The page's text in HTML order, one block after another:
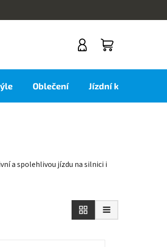
KOŠÍK
Oblečení Jízdní kola
a spolehlivou jízdu na silnici i